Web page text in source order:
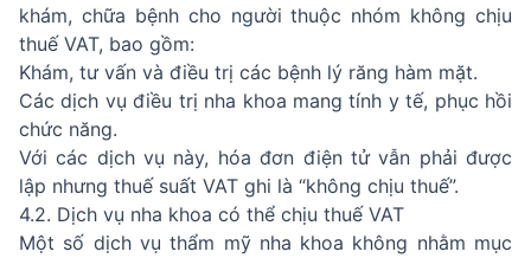
khám, chữa bệnh cho người thuộc nhóm không chịu
thuế VAT, bao gồm:
Khám, tư vấn và điều trị các bệnh lý răng hàm mặt.
Các dịch vụ điều trị nha khoa mang tính y tế, phục hồi
chức năng.
Với các dịch vụ này, hóa đơn điện tử vẫn phải được
lập nhưng thuế suất VAT ghi là “không chịu thuế”.
4.2. Dịch vụ nha khoa có thể chịu thuế VAT
Một số dịch vụ thẩm mỹ nha khoa không nhằm mục